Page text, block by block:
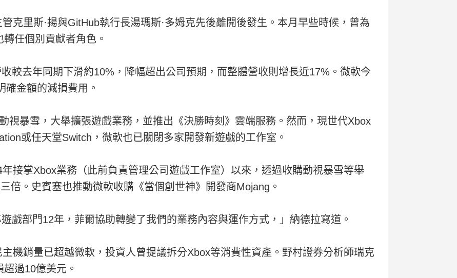
克里斯·揚與GitHub執行長湯瑪斯·多姆克先後離開後發生。本月早些時候，曾為
任個別貢獻者角色。
較去年同期下滑約10%，降幅超出公司預期，而整體營收則增長近17%。微軟今
確金額的減損費用。
視暴雪，大舉擴張遊戲業務，並推出《決勝時刻》雲端服務。然而，現世代Xbox
或任天堂Switch，微軟也已關閉多家開發新遊戲的工作室。
接掌Xbox業務（此前負責管理公司遊戲工作室）以來，透過收購動視暴雪等舉
倍。史賓塞也推動微軟收購《當個創世神》開發商Mojang。
戲部門12年，菲爾協助轉變了我們的業務內容與運作方式，」納德拉寫道。
機銷量已超越微軟，投資人曾提議拆分Xbox等消費性資產。野村證券分析師瑞克
過10億美元。